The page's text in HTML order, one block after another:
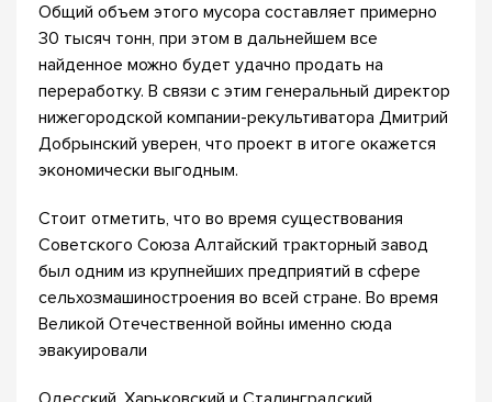
Общий объем этого мусора составляет примерно
30 тысяч тонн, при этом в дальнейшем все
найденное можно будет удачно продать на
переработку. В связи с этим генеральный директор
нижегородской компании-рекультиватора Дмитрий
Добрынский уверен, что проект в итоге окажется
экономически выгодным.
Стоит отметить, что во время существования
Советского Союза Алтайский тракторный завод
был одним из крупнейших предприятий в сфере
сельхозмашиностроения во всей стране. Во время
Великой Отечественной войны именно сюда
эвакуировали